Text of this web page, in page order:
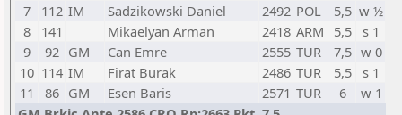
7
112 IM Sadzikowski Daniel 2492 POL 5,5 w ½
8
141 Mikaelyan Arman 2418 ARM 5,5
s 1
9
92 GM Can Emre 2555 TUR 7,5 w 0
10 114 IM Firat Burak 2486 TUR 5,5
s 1
11
86 GM Esen Baris 2571 TUR 6
w 1